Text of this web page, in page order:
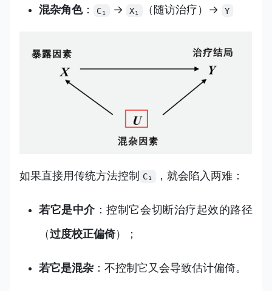
混杂角色： C₁ → X₁ （随访治疗）→ Y
如果直接用传统方法控制 C₁ ，就会陷入两难：
若它是中介：控制它会切断治疗起效的路径
（过度校正偏倚）；
若它是混杂：不控制它又会导致估计偏倚。